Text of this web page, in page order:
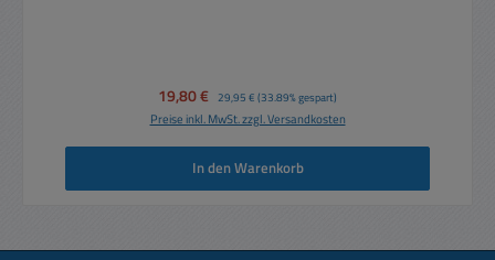
Verkaufspreis:
19,80 € Regulärer Preis:
29,95 € (33.89% gespart)
Preise inkl. MwSt. zzgl. Versandkosten
In den Warenkorb